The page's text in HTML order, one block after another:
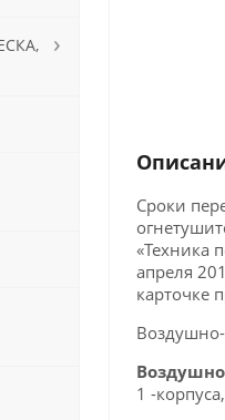
Сроки
«Техника
апреля
карточке
1 -